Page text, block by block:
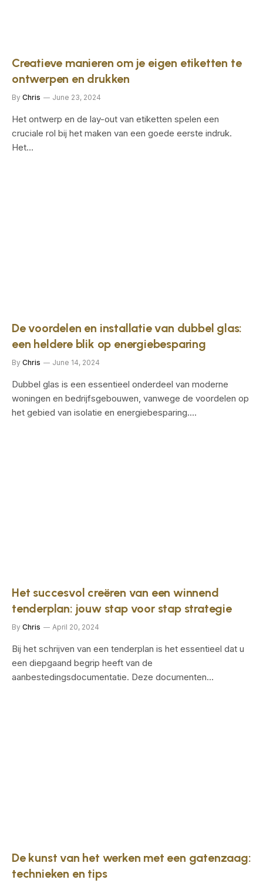
Creatieve manieren om je eigen etiketten te
ontwerpen en drukken
By Chris June 23, 2024
Het ontwerp en de lay-out van etiketten spelen een
cruciale rol bij het maken van een goede eerste indruk.
Het…
De voordelen en installatie van dubbel glas:
een heldere blik op energiebesparing
By Chris June 14, 2024
Dubbel glas is een essentieel onderdeel van moderne
woningen en bedrijfsgebouwen, vanwege de voordelen op
het gebied van isolatie en energiebesparing.…
Het succesvol creëren van een winnend
tenderplan: jouw stap voor stap strategie
By Chris April 20, 2024
Bij het schrijven van een tenderplan is het essentieel dat u
een diepgaand begrip heeft van de
aanbestedingsdocumentatie. Deze documenten…
De kunst van het werken met een gatenzaag:
technieken en tips